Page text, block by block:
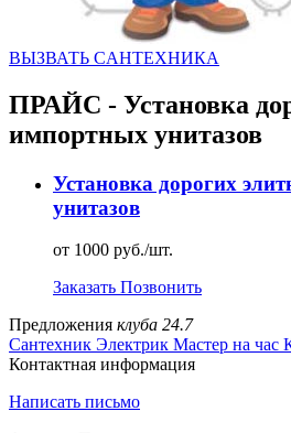
ВЫЗВАТЬ CАНТЕХНИКА
ПРАЙС - Установка
импортных унитазов
Установка дорогих
унитазов
от 1000 руб./шт.
Заказать Позвонить
Предложения клуба 24.7
Сантехник Электрик Мастер на час
Контактная информация
Написать письмо